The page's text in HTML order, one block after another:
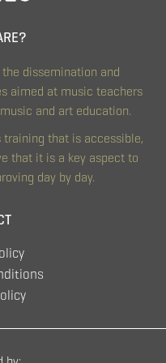
dissemination and
aimed at music teachers
and art education.
that is accessible,
that it is a key aspect to
day by day.